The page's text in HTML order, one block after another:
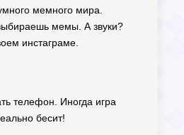
мемного мира.
мемы. А звуки?
инстаграме.
телефон. Иногда игра
бесит!